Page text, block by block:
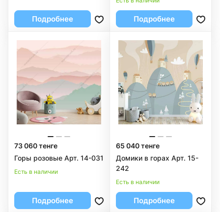
Подробнее Подробнее
73 060 тенге
Горы розовые Арт. 14-031
Есть в наличии
Подробнее
65 040 тенге
Домики в горах Арт. 15-
242
Есть в наличии
Подробнее